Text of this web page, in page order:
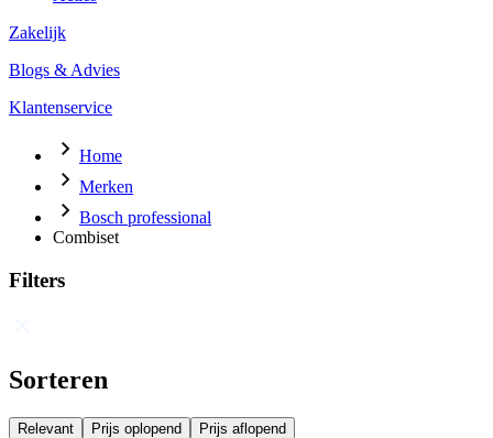
Zakelijk
Blogs & Advies
Klantenservice
Home
Merken
Bosch professional
Combiset
Filters
Sorteren
Relevant Prijs oplopend Prijs aflopend